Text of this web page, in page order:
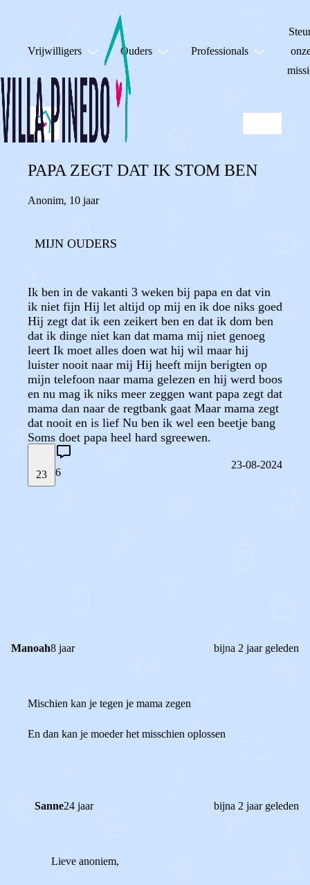
Vrijwilligers Ouders Professionals
PAPA ZEGT DAT IK STOM BEN
Anonim, 10 jaar
MIJN OUDERS
Ik ben in de vakanti 3 weken bij papa en dat vin
ik niet fijn Hij let altijd op mij en ik doe niks goed
Hij zegt dat ik een zeikert ben en dat ik dom ben
dat ik dinge niet kan dat mama mij niet genoeg
leert Ik moet alles doen wat hij wil maar hij
luister nooit naar mij Hij heeft mijn berigten op
mijn telefoon naar mama gelezen en hij werd boos
en nu mag ik niks meer zeggen want papa zegt dat
mama dan naar de regtbank gaat Maar mama zegt
dat nooit en is lief Nu ben ik wel een beetje bang
Soms doet papa heel hard sgreewen.
23 6
23-08-2024
Manoah8 jaar bijna 2 jaar geleden
Mischien kan je tegen je mama zegen
En dan kan je moeder het misschien oplossen
Sanne24 jaar bijna 2 jaar geleden
Lieve anoniem,